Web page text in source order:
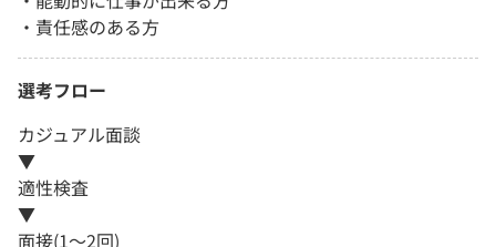
・責任感のある方
選考フロー
カジュアル面談
▼
適性検査
▼
面接(1～2回)